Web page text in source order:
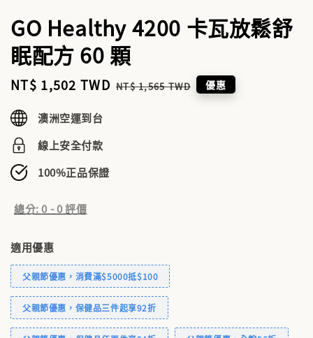
GO Healthy 4200 卡瓦放鬆舒
眠配方 60 顆
Sale
NT$ 1,502 TWD Regular
NT$ 1,565 TWD 優惠
澳洲空運到台
線上安全付款
100%正品保證
總分:0 -0評價
適用優惠
父親節優惠，消費滿$5000抵$100
父親節優惠，保健品三件起享92折